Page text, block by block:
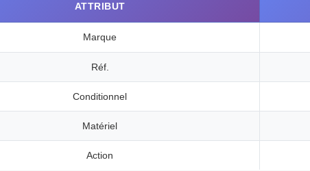
ATTRIBUT
Marque
Réf.
Conditionnel
Matériel
Action